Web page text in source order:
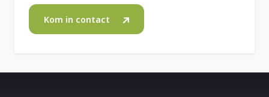
Kom in contact